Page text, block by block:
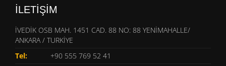
İLETIŞIM
İVEDİK OSB MAH. 1451 CAD. 88 NO: 88 YENİMAHALLE/
ANKARA / TURKİYE
Tel:
+90 555 769 52 41